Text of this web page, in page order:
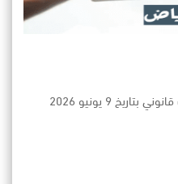
اقوى محامي في الرياض تحديث قانوني بتاريخ 9 يونيو 2026